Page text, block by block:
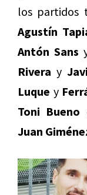
los partidos
Agustín
Antón Sans
Rivera y
Luque y
Toni Bueno
Juan